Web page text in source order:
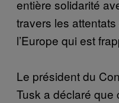
entière solidarité
travers les attentats
l’Europe qui est
Le président du
Tusk a déclaré que